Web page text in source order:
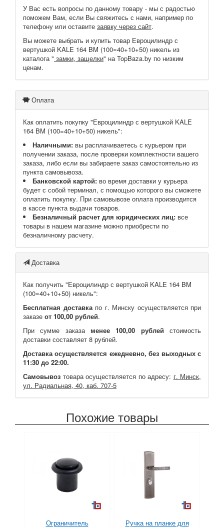
У Вас есть вопросы по данному товару - мы с радостью
поможем Вам, если Вы свяжитесь с нами, например по
телефону или оставите заявку через сайт.
Вы можете выбрать и купить товар Евроцилиндр с
вертушкой KALE 164 BM (100=40+10+50) никель из
каталога " замки, защелки" на TopBaza.by по низким
ценам.
Оплата
Как оплатить покупку "Евроцилиндр с вертушкой KALE
164 BM (100=40+10+50) никель":
Наличными: вы расплачиваетесь с курьером при
получении заказа, после проверки комплектности вашего
заказа, либо если вы забираете заказ самостоятельно из
пункта самовывоза.
Банковской картой: во время доставки у курьера
будет с собой терминал, с помощью которого вы сможете
оплатить покупку. При самовывозе оплата производится
в кассе пункта выдачи товаров.
Безналичный расчет для юридических лиц: все
товары в нашем магазине можно приобрести по
безналичному расчету.
Доставка
Как получить "Евроцилиндр с вертушкой KALE 164 BM
(100=40+10+50) никель":
Бесплатная доставкапо г. Минску осуществляется при
заказе от 100,00 рублей.
При сумме заказа менее 100,00 рублей стоимость
доставки составляет 8 рублей.
Доставка осуществляется ежедневно, без выходных с
11:30 до 22:00.
Самовывоз товара осуществляется по адресу: г. Минск,
ул. Радиальная, 40, каб. 707-5
Похожие товары
Ограничитель Ручка на планке для